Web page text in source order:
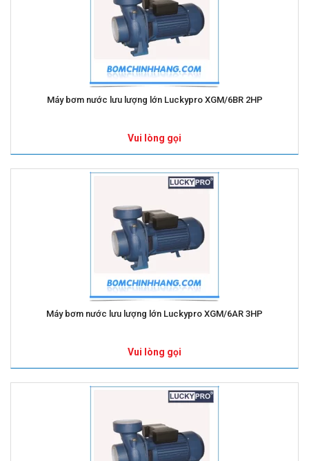
Máy bơm nước lưu lượng lớn Luckypro XGM/6BR 2HP
Vui lòng gọi
Máy bơm nước lưu lượng lớn Luckypro XGM/6AR 3HP
Vui lòng gọi